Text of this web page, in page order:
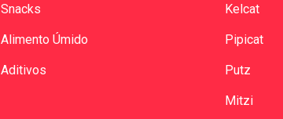
Snacks
Alimento Úmido
Aditivos
Kelcat
Pipicat
Putz
Mitzi